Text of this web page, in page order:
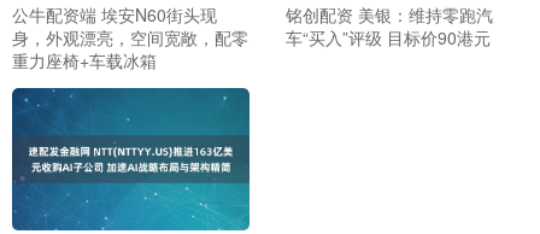
公牛配资端 埃安N60街头现
身，外观漂亮，空间宽敞，配零
重力座椅+车载冰箱
铭创配资 美银：维持零跑汽
车“买入”评级 目标价90港元